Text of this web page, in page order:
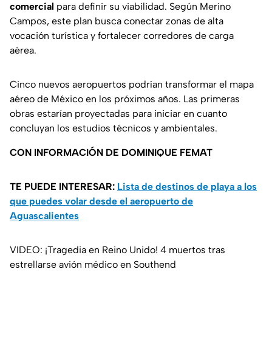
comercial para definir su viabilidad. Según Merino
Campos, este plan busca conectar zonas de alta
vocación turística y fortalecer corredores de carga
aérea.
Cinco nuevos aeropuertos podrían transformar el mapa
aéreo de México en los próximos años. Las primeras
obras estarían proyectadas para iniciar en cuanto
concluyan los estudios técnicos y ambientales.
CON INFORMACIÓN DE DOMINIQUE FEMAT
TE PUEDE INTERESAR: Lista de destinos de playa a los
que puedes volar desde el aeropuerto de
Aguascalientes
VIDEO: ¡Tragedia en Reino Unido! 4 muertos tras
estrellarse avión médico en Southend